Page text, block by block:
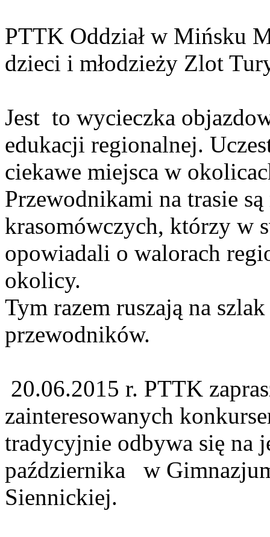
PTTK Oddział w Mińsku
dzieci i młodzieży Zlot
Jest to wycieczka
edukacji regionalnej.
ciekawe miejsca w
Przewodnikami na trasie
krasomówczych, którzy w
opowiadali o walorach
okolicy.
Tym razem ruszają na
przewodników.
20.06.2015 r. PTTK
zainteresowanych
tradycyjnie odbywa się na
października w
Siennickiej.